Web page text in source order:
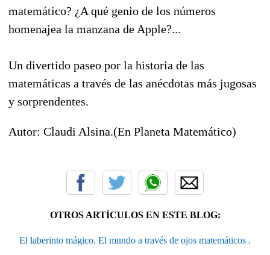
matemático? ¿A qué genio de los números
homenajea la manzana de Apple?...
Un divertido paseo por la historia de las
matemáticas a través de las anécdotas más jugosas
y sorprendentes.
Autor: Claudi Alsina.(En Planeta Matemático)
OTROS ARTÍCULOS EN ESTE BLOG:
El laberinto mágico. El mundo a través de ojos matemáticos .